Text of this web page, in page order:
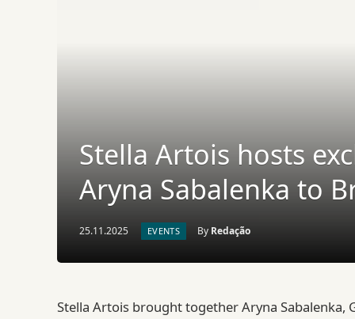
Stella Artois hosts
Aryna Sabalenka to
25.11.2025 EVENTS By Redação
Stella Artois brought together Aryna Sabalenka,